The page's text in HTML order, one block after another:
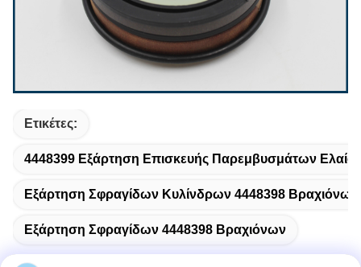
Ετικέτες:
4448399 Εξάρτηση Επισκευής Παρεμβυσμάτων
Εξάρτηση Σφραγίδων Κυλίνδρων 4448398 Βραχιόνων
Εξάρτηση Σφραγίδων 4448398 Βραχιόνων